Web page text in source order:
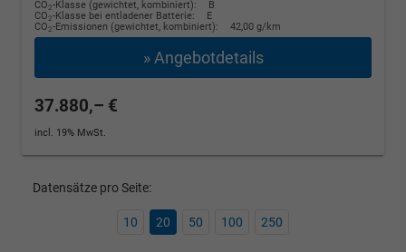
CO2-Klasse (gewichtet, kombiniert):
B
CO2-Klasse bei entladener Batterie:
E
CO2-Emissionen (gewichtet, kombiniert): 42,00 g/km
» Angebotdetails
37.880,– €
incl. 19% MwSt.
Datensätze pro Seite:
10 20 50 100 250